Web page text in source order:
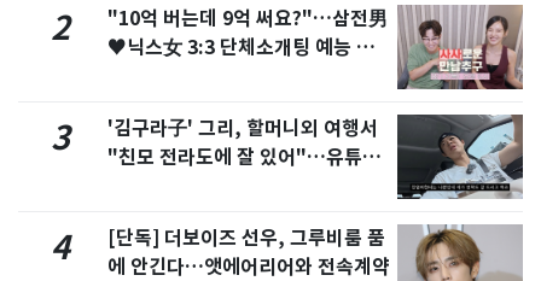
2
"10억 버는데 9억 써요?"…삼전男
♥닉스女 3:3 단체소개팅 예능 화
3
'김구라子' 그리, 할머니외 여행서
"친모 전라도에 잘 있어"…유튜브
4
[단독] 더보이즈 선우, 그루비룸 품
에 안긴다…앳에어리어와 전속계약